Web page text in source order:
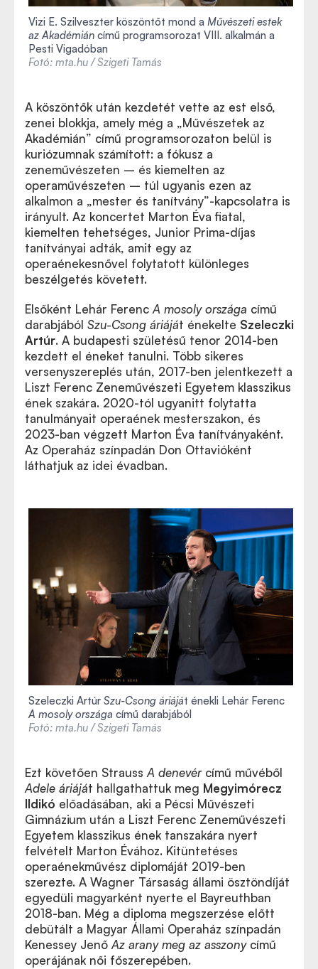
Vizi E. Szilveszter köszöntőt mond a Művészeti estek
az Akadémián című programsorozat VIII. alkalmán a
Pesti Vigadóban
Fotó: mta.hu / Szigeti Tamás
A köszöntők után kezdetét vette az est első,
zenei blokkja, amely még a „Művészetek az
Akadémián” című programsorozaton belül is
kuriózumnak számított: a fókusz a
zeneművészeten – és kiemelten az
operaművészeten – túl ugyanis ezen az
alkalmon a „mester és tanítvány”-kapcsolatra is
irányult. Az koncertet Marton Éva fiatal,
kiemelten tehetséges, Junior Prima-díjas
tanítványai adták, amit egy az
operaénekesnővel folytatott különleges
beszélgetés követett.
Elsőként Lehár FerencA mosoly országa című
darabjából Szu-Csong áriáját énekelte Szeleczki
Artúr. A budapesti születésű tenor 2014-ben
kezdett el éneket tanulni. Több sikeres
versenyszereplés után, 2017-ben jelentkezett a
Liszt Ferenc Zeneművészeti Egyetem klasszikus
ének szakára. 2020-tól ugyanitt folytatta
tanulmányait operaének mesterszakon, és
2023-ban végzett Marton Éva tanítványaként.
Az Operaház színpadán Don Ottavióként
láthatjuk az idei évadban.
Szeleczki Artúr Szu-Csong áriáját énekli Lehár Ferenc
A mosoly országa című darabjából
Fotó: mta.hu / Szigeti Tamás
Ezt követően Strauss A denevércímű művéből
Adele áriáját hallgathattuk meg Megyimórecz
Ildikó előadásában, aki a Pécsi Művészeti
Gimnázium után a Liszt Ferenc Zeneművészeti
Egyetem klasszikus ének tanszakára nyert
felvételt Marton Évához. Kitüntetéses
operaénekművész diplomáját 2019-ben
szerezte. A Wagner Társaság állami ösztöndíját
egyedüli magyarként nyerte el Bayreuthban
2018-ban. Még a diploma megszerzése előtt
debütált a Magyar Állami Operaház színpadán
Kenessey Jenő Az arany meg az asszonycímű
operájának női főszerepében.